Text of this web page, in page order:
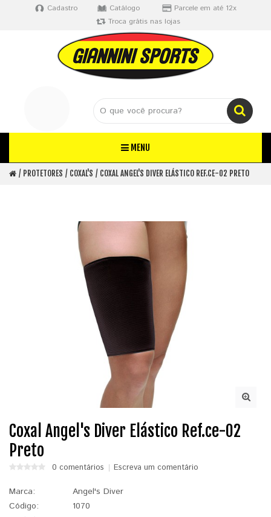
Cadastro Catálogo
Parcele em até 12x
Troca grátis nas lojas
MENU
PROTETORES COXAL'S COXAL ANGEL'S DIVER ELÁSTICO REF.CE-02 PRETO
Coxal Angel's Diver Elástico Ref.ce-02
Preto
0 comentários Escreva um comentário
Marca:
Angel's Diver
Código:
1070